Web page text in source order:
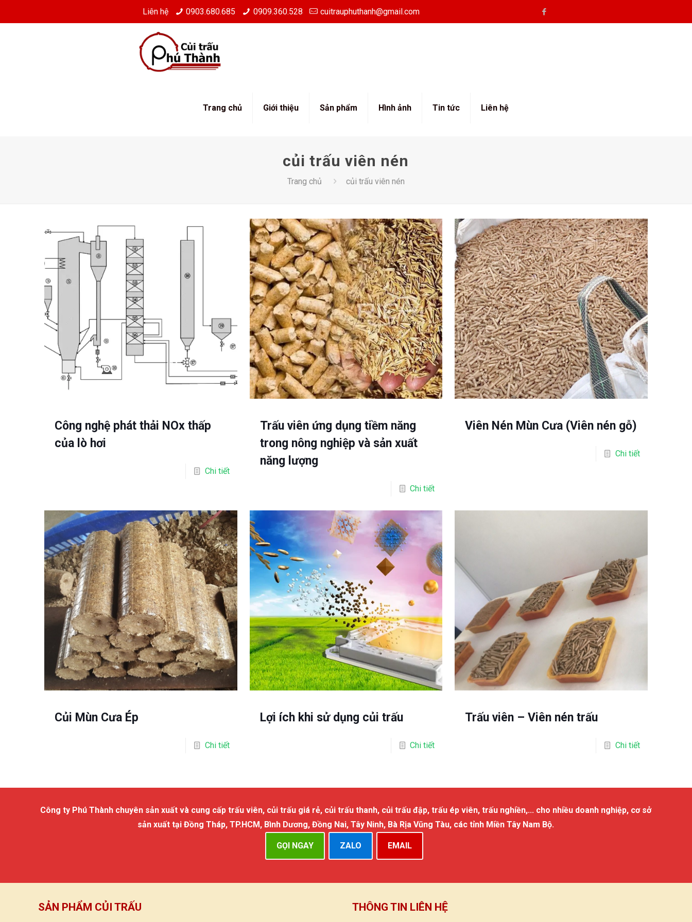
Liên hệ 0903.680.685 0909.360.528 cuitrauphuthanh@gmail.com
Trang chủ Giới thiệu Sản phẩm Hình ảnh Tin tức Liên hệ
củi trấu viên nén
Trang chủ củi trấu viên nén
Công nghệ phát thải NOx thấp
của lò hơi
Chi tiết
Trấu viên ứng dụng tiềm năng
trong nông nghiệp và sản xuất
năng lượng
Chi tiết
Viên Nén Mùn Cưa (Viên nén gỗ)
Chi tiết
Củi Mùn Cưa Ép
Chi tiết
Lợi ích khi sử dụng củi trấu
Chi tiết
Trấu viên – Viên nén trấu
Chi tiết
Công ty Phú Thành chuyên sản xuất và cung cấp trấu viên, củi trấu giá rẻ, củi trấu thanh, củi trấu đập, trấu ép viên, trấu nghiền,... cho nhiều doanh nghiệp, cơ sở
sản xuất tại Đồng Tháp, TP.HCM, Bình Dương, Đồng Nai, Tây Ninh, Bà Rịa Vũng Tàu, các tỉnh Miền Tây Nam Bộ.
GỌI NGAY ZALO EMAIL
SẢN PHẨM CỦI TRẤU THÔNG TIN LIÊN HỆ